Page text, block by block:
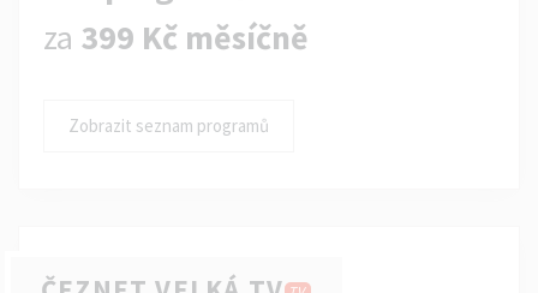
za 399 Kč měsíčně
Zobrazit seznam programů